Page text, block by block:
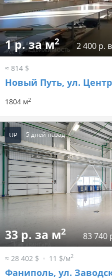
1 р. за м2 2 400 р.
≈ 814 $
Новый Путь, ул.
1804 м2
UP 5 дней назад
33 р. за м2 83 740
≈ 28 402 $ 11 $/м2
Фаниполь, ул.